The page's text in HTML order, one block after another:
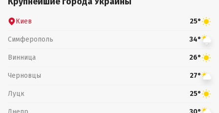
Киев 25°
Симферополь 34°
Винница 26°
Черновцы 27°
Луцк 25°